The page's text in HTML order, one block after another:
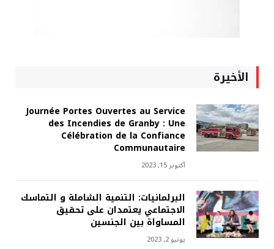
الأخيرة
Journée Portes Ouvertes au Service
des Incendies de Granby : Une
Célébration de la Confiance
Communautaire
أكتوبر 15, 2023
البرلمانيات: التنمية الشاملة و التماسك
الاجتماعي يعتمدان على تحقيق
المساواة بين الجنسين
يونيو 2, 2023